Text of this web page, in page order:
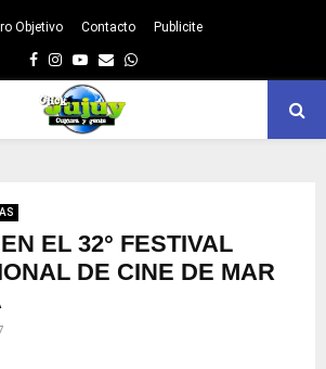
Objetivo Contacto Publicite
Facebook
Instagram
Youtube
EmailWhatsapp
EL 32° FESTIVAL
DE CINE DE MAR